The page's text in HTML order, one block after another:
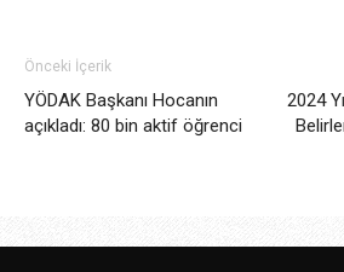
Önceki İçerik
YÖDAK Başkanı Hocanın
açıkladı: 80 bin aktif öğrenci
2024